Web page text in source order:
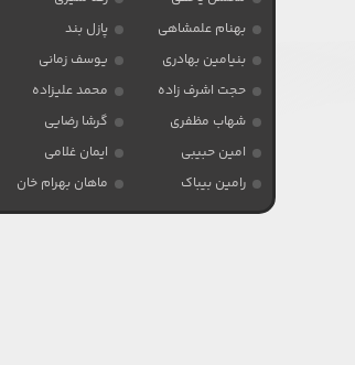
بهنام علمشاهی
پازل بند
بنیامین بهادری
یوسف زمانی
حجت اشرف زاده
محمد علیزاده
شهاب مظفری
گرشا رضایی
امین حبیبی
ایمان غلامی
رامین بیباک
ماهان بهرام خان